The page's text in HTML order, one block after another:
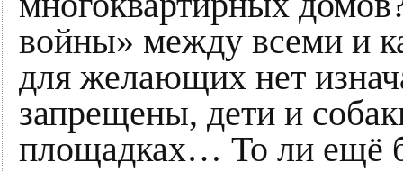
войны» между всеми и
для желающих нет
запрещены, дети и
площадках… То ли ещё